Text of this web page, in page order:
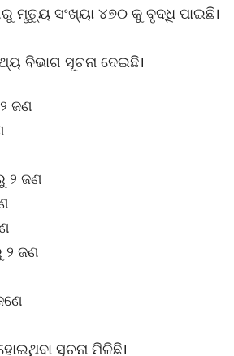
ମୃତ୍ୟୁ ସଂଖ୍ୟା ୪୭୦ କୁ ବୃଦ୍ଧି ପାଇଛି।
ବିଭାଗ ସୂଚନା ଦେଇଛି।
ଜଣ
୨ ଜଣ
୨ ଜଣ
ସୂଚନା ମିଳିଛି।